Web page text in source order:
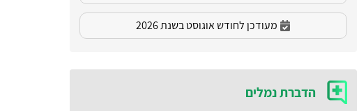
מעודכן לחודש אוגוסט בשנת 2026
הדברת נמלים